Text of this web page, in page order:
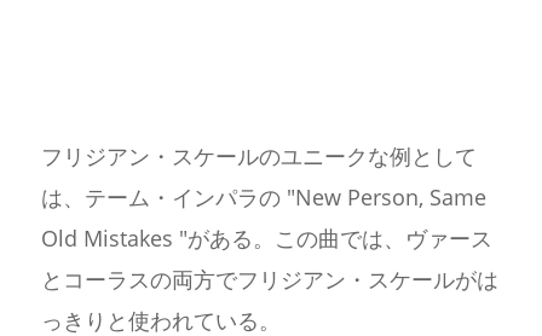
フリジアン・スケールのユニークな例として
は、テーム・インパラの "New Person, Same
Old Mistakes "がある。この曲では、ヴァース
とコーラスの両方でフリジアン・スケールがは
っきりと使われている。